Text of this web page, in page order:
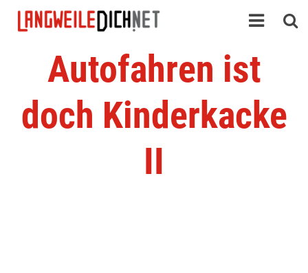
Autofahren ist
doch Kinderkacke
II